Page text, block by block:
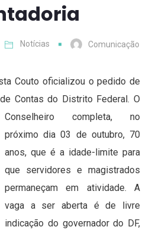
Notícias Comunicação
Couto oficializou o pedido de
Contas do Distrito Federal. O
Conselheiro completa, no
próximo dia 03 de outubro, 70
anos, que é a idade-limite para
que servidores e magistrados
permaneçam em atividade. A
vaga a ser aberta é de livre
indicação do governador do DF,